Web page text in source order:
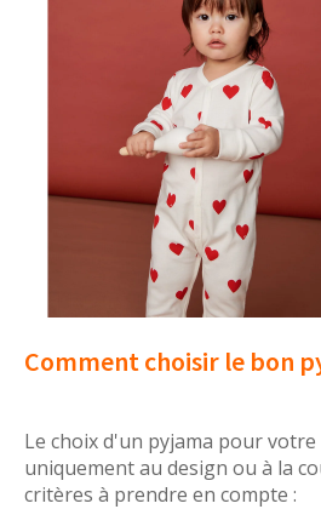
Comment choisir le bon
Le choix d'un pyjama pour
uniquement au design ou à la
critères à prendre en compte :